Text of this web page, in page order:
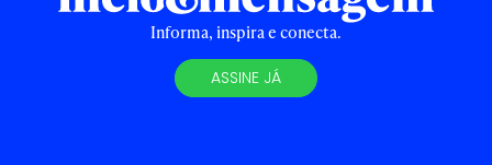
Informa, inspira e conecta.
ASSINE JÁ